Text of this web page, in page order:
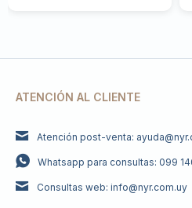
ATENCIÓN AL CLIENTE
Atención post-venta:
Whatsapp para consultas: 099
Consultas web: info@nyr.com.uy